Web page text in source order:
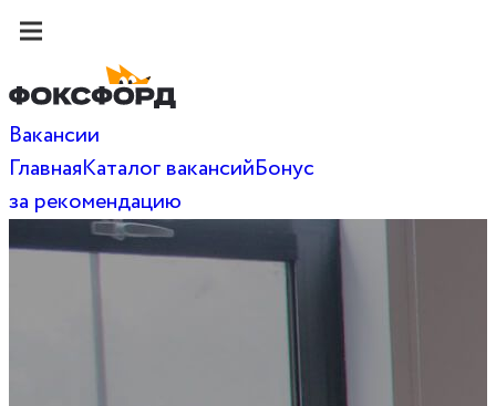
Вакансии
ГлавнаяКаталог вакансийБонус
за рекомендацию